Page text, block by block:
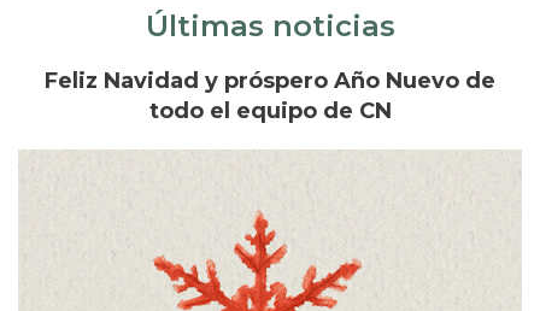
Últimas noticias
Feliz Navidad y próspero Año Nuevo de
todo el equipo de CN